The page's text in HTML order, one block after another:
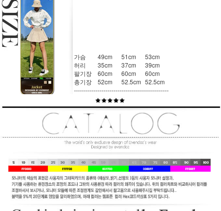
가슴 49cm 51cm
53cm
허리
35cm 37cm
39cm
팔기장
60cm 60cm
60cm
총기장
52cm 52.5cm 52.5cm
------------------------------------------------